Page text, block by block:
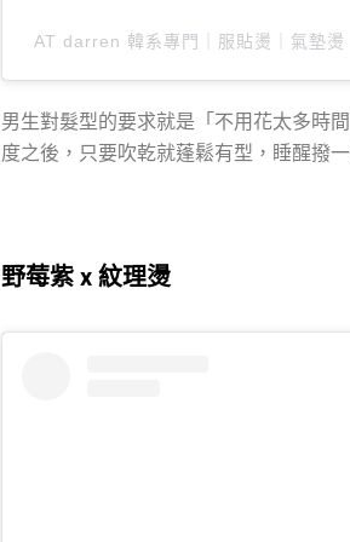
AT darren 韓系專門｜服貼燙｜氣墊
男生對髮型的要求就是「不用花太多時
度之後，只要吹乾就蓬鬆有型，睡醒撥
野莓紫 x 紋理燙